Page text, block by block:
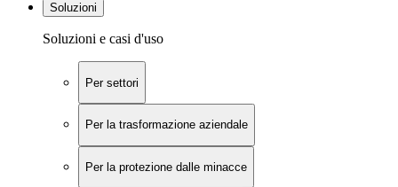
Soluzioni
Soluzioni e casi d'uso
Per settori
Per la trasformazione aziendale
Per la protezione dalle minacce